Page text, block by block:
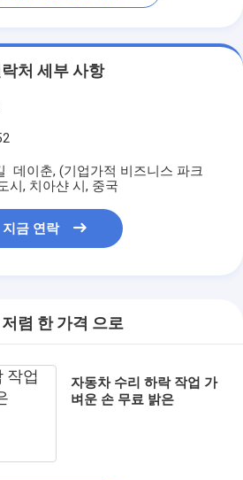
처 세부 사항
데이춘, (기업가적 비즈니스 파크
시, 치아샨 시, 중국
지금 연락
렴 한 가격 으로
자동차 수리 하락 작업 가
벼운 손 무료 밝은